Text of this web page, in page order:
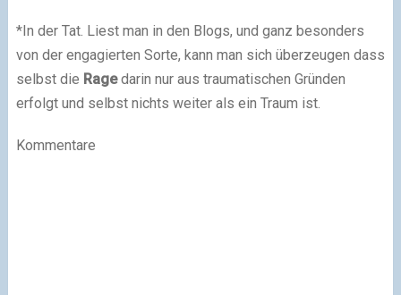
*In der Tat. Liest man in den Blogs, und ganz besonders
von der engagierten Sorte, kann man sich überzeugen dass
selbst die Ragedarin nur aus traumatischen Gründen
erfolgt und selbst nichts weiter als ein Traum ist.
Kommentare